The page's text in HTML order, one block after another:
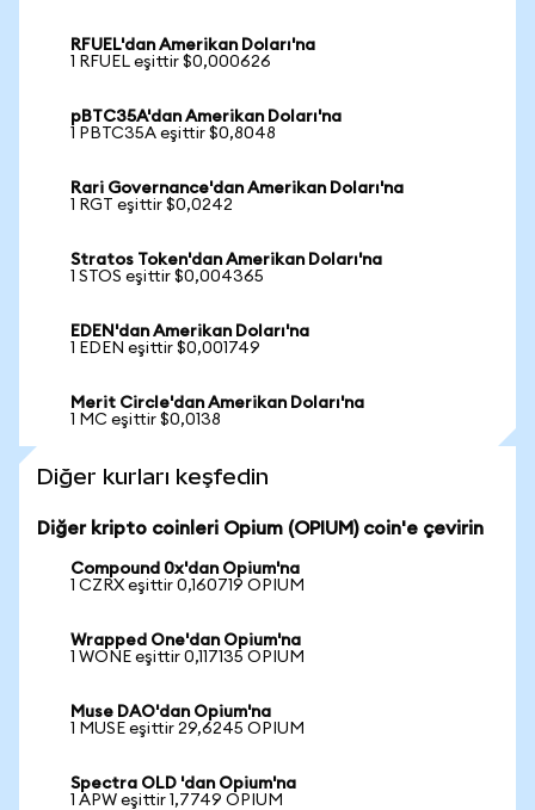
RFUEL'dan Amerikan Doları'na
1 RFUEL eşittir $0,000626
pBTC35A'dan Amerikan Doları'na
1 PBTC35A eşittir $0,8048
Rari Governance'dan Amerikan Doları'na
1 RGT eşittir $0,0242
Stratos Token'dan Amerikan Doları'na
1 STOS eşittir $0,004365
EDEN'dan Amerikan Doları'na
1 EDEN eşittir $0,001749
Merit Circle'dan Amerikan Doları'na
1 MC eşittir $0,0138
Diğer kurları keşfedin
Diğer kripto coinleri Opium (OPIUM) coin'e çevirin
Compound 0x'dan Opium'na
1 CZRX eşittir 0,160719 OPIUM
Wrapped One'dan Opium'na
1 WONE eşittir 0,117135 OPIUM
Muse DAO'dan Opium'na
1 MUSE eşittir 29,6245 OPIUM
Spectra OLD 'dan Opium'na
1 APW eşittir 1,7749 OPIUM